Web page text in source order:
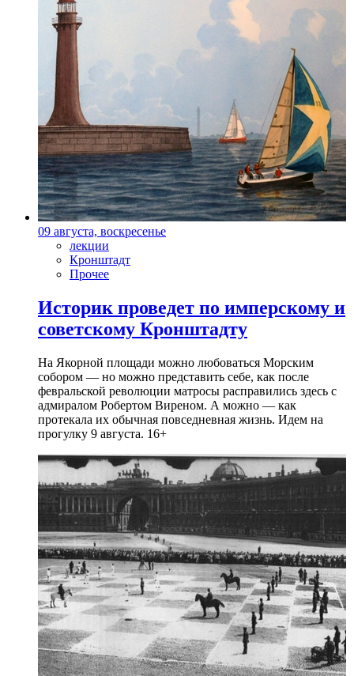
09 августа, воскресенье
лекции
Кронштадт
Прочее
Историк проведет по имперскому и
советскому Кронштадту
На Якорной площади можно любоваться Морским
собором — но можно представить себе, как после
февральской революции матросы расправились здесь с
адмиралом Робертом Виреном. А можно — как
протекала их обычная повседневная жизнь. Идем на
прогулку 9 августа. 16+